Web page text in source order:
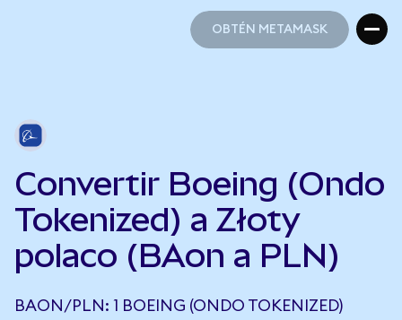
OBTÉN METAMASK
Convertir Boeing (Ondo
Tokenized) a Złoty
polaco (BAon a PLN)
BAON/PLN: 1 BOEING (ONDO TOKENIZED)